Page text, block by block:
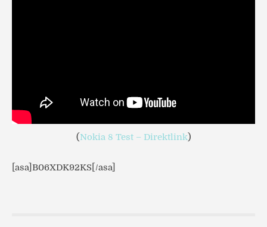
(Nokia 8 Test – Direktlink)
[asa]B06XDK92KS[/asa]